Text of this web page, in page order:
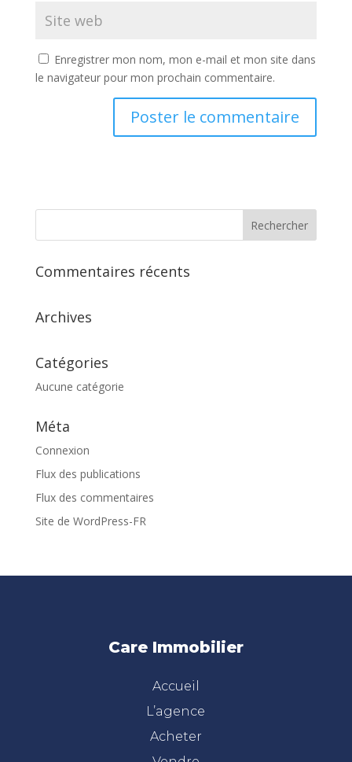
Enregistrer mon nom, mon e-mail et mon site dans
le navigateur pour mon prochain commentaire.
Commentaires récents
Archives
Catégories
Aucune catégorie
Méta
Connexion
Flux des publications
Flux des commentaires
Site de WordPress-FR
Care Immobilier
Accueil
L’agence
Acheter